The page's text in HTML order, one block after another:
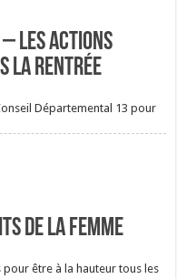
Les actions
la rentrée
Départemental 13 pour
de la femme
pour être à la hauteur tous les